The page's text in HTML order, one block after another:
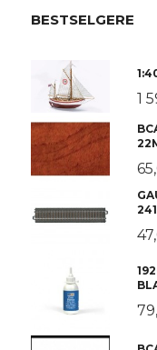
BESTSELGERE
1